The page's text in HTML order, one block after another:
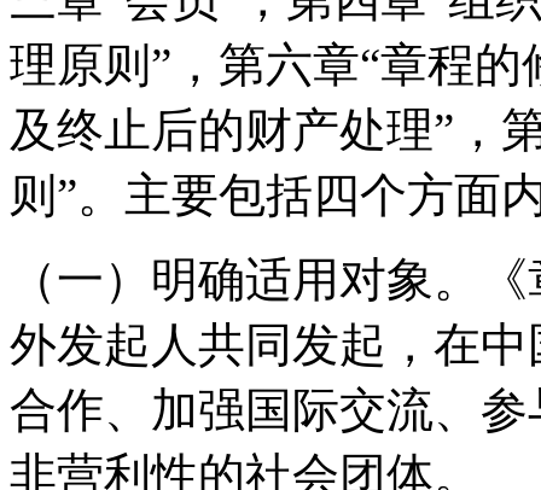
理原则”，第六章“章程
及终止后的财产处理”，
则”。主要包括四个方面
（一）明确适用对象。
外发起人共同发起，在
合作、加强国际交流、
非营利性的社会团体。